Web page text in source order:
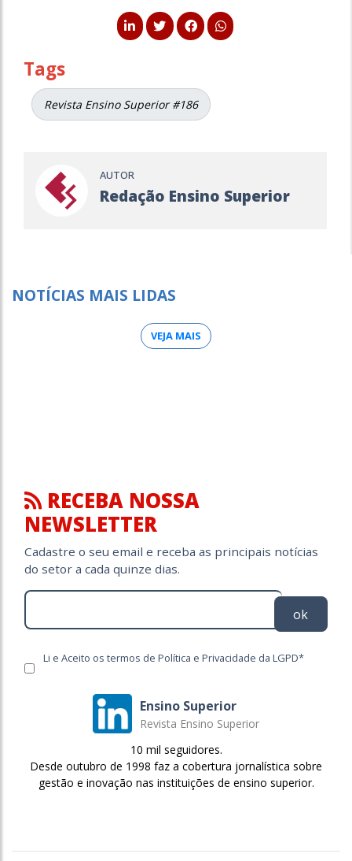
Tags
Revista Ensino Superior #186
AUTOR
Redação Ensino Superior
NOTÍCIAS MAIS LIDAS
VEJA MAIS
RECEBA NOSSA
NEWSLETTER
Cadastre o seu email e receba as principais notícias
do setor a cada quinze dias.
ok
Li e Aceito os termos de Política e Privacidade da LGPD*
Ensino Superior
Revista Ensino Superior
10 mil seguidores.
Desde outubro de 1998 faz a cobertura jornalística sobre
gestão e inovação nas instituições de ensino superior.